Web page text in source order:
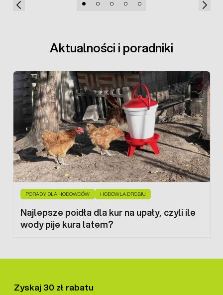
Aktualności i poradniki
PORADY DLA HODOWCÓW HODOWLA DROBIU
Najlepsze poidła dla kur na upały, czyli ile
wody pije kura latem?
Zyskaj 30 zł rabatu